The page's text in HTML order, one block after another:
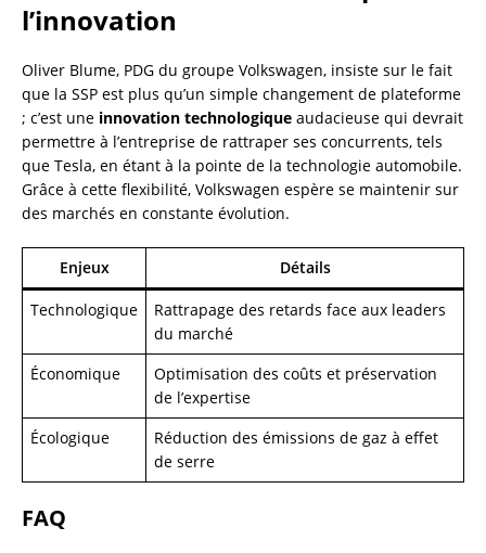
l’innovation
Oliver Blume, PDG du groupe Volkswagen, insiste sur le fait
que la SSP est plus qu’un simple changement de plateforme
; c’est une innovation technologique audacieuse qui devrait
permettre à l’entreprise de rattraper ses concurrents, tels
que Tesla, en étant à la pointe de la technologie automobile.
Grâce à cette flexibilité, Volkswagen espère se maintenir sur
des marchés en constante évolution.
Enjeux Détails
Technologique
Rattrapage des retards face aux leaders
du marché
Économique
Optimisation des coûts et préservation
de l’expertise
Écologique
Réduction des émissions de gaz à effet
de serre
FAQ